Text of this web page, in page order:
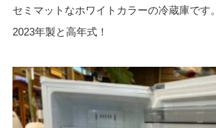
セミマットなホワイトカラーの冷蔵庫です。
2023年製と高年式！